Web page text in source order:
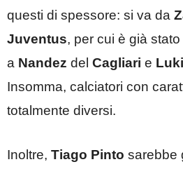
questi di spessore: si va da
Juventus, per cui è già
a Nandez del Cagliari e
Insomma, calciatori con
totalmente diversi.
Inoltre, Tiago Pinto sarebbe